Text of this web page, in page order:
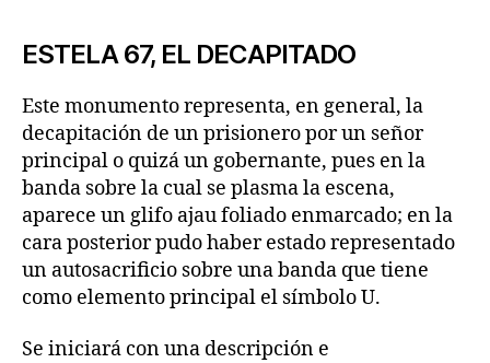
ESTELA 67, EL DECAPITADO
Este monumento representa, en general, la
decapitación de un prisionero por un señor
principal o quizá un gobernante, pues en la
banda sobre la cual se plasma la escena,
aparece un glifo ajau foliado enmarcado; en la
cara posterior pudo haber estado representado
un autosacrificio sobre una banda que tiene
como elemento principal el símbolo U.
Se iniciará con una descripción e